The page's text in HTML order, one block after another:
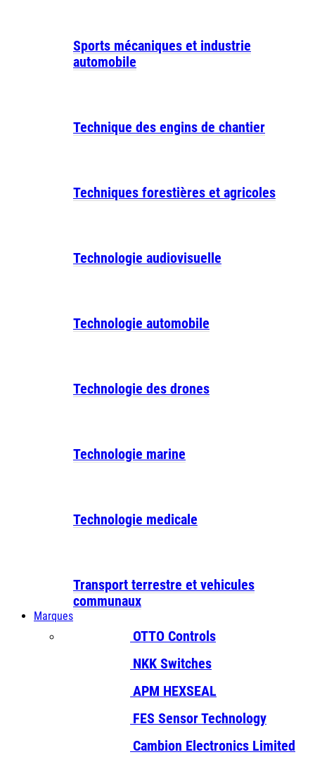
Sports mécaniques et industrie
automobile
Technique des engins de chantier
Techniques forestières et agricoles
Technologie audiovisuelle
Technologie automobile
Technologie des drones
Technologie marine
Technologie medicale
Transport terrestre et vehicules
communaux
Marques
OTTO Controls
NKK Switches
APM HEXSEAL
FES Sensor Technology
Cambion Electronics Limited